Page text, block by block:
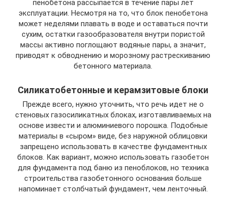
пенобетона рассыпается в течение пары лет
эксплуатации. Несмотря на то, что блок пенобетона
может неделями плавать в воде и оставаться почти
сухим, остатки газообразователя внутри пористой
массы активно поглощают водяные пары, а значит,
приводят к обводнению и морозному растрескиванию
бетонного материала.
Силикатобетонные и керамзитовые блоки
Прежде всего, нужно уточнить, что речь идет не о
стеновых газосиликатных блоках, изготавливаемых на
основе извести и алюминиевого порошка. Подобные
материалы в «сыром» виде, без наружной облицовки
запрещено использовать в качестве фундаментных
блоков. Как вариант, можно использовать газобетон
для фундамента под баню из пеноблоков, но техника
строительства газобетонного основания больше
напоминает столбчатый фундамент, чем ленточный.